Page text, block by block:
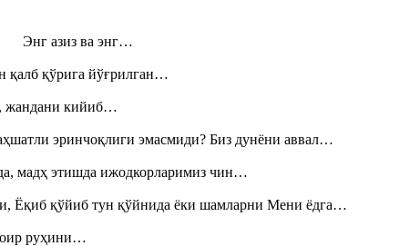
Энг азиз ва энг…
қалб қўрига йўғрилган…
жандани кийиб…
эринчоқлиги эмасмиди? Биз дунёни аввал…
мадҳ этишда ижодкорларимиз чин…
Ёқиб қўйиб тун қўйнида ёки шамларни Мени ёдга…
руҳини…